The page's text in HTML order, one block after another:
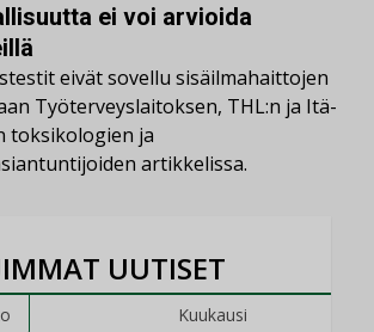
ei voi arvioida
eivät sovellu sisäilmahaittojen
Työterveyslaitoksen, THL:n ja Itä-
toksikologien ja
artikkelissa.
UUTISET
Kuukausi